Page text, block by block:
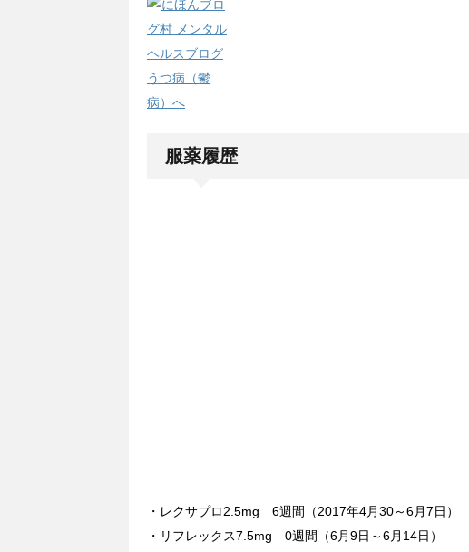
服薬履歴
・レクサプロ2.5mg 6週間（2017年4月30～6月7日）
・リフレックス7.5mg 0週間（6月9日～6月14日）